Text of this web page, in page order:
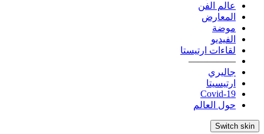
عالم الفن
المعارض
موضة
الفيديو
لقاءات ارتيستا
—————
جاليري
ارتيسيتا
Covid-19
حول العالم
Switch skin